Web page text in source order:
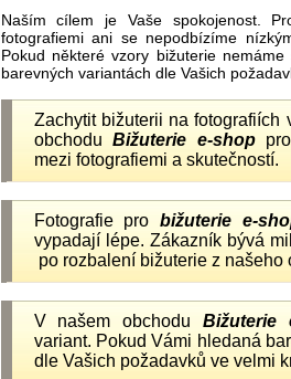
Naším cílem je Vaše spokojenost.
fotografiemi ani se nepodbízíme
Pokud některé vzory bižuterie
barevných variantách dle Vašich
Zachytit bižuterii na
obchoduBižuterie e-shop
mezi fotografiemi a skutečností.
Fotografie probižuterie e-
vypadají lépe. Zákazník bývá
po rozbalení bižuterie z našeho
V našem obchoduBižuterie
variant. Pokud Vámi hledaná
dle Vašich požadavků ve velmi